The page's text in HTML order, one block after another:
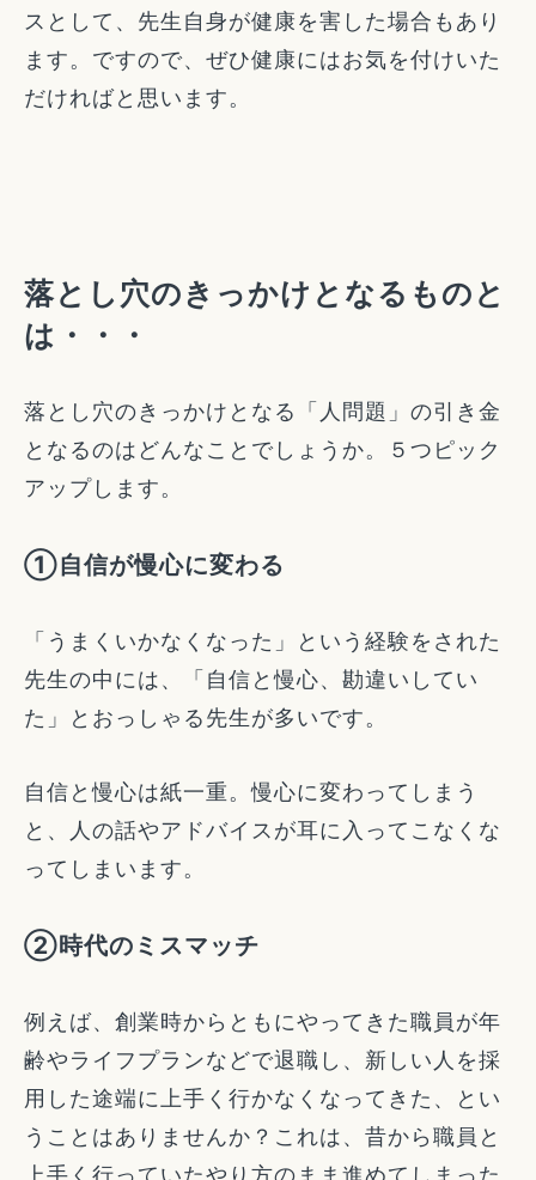
スとして、先生自身が健康を害した場合もあり
ます。ですので、ぜひ健康にはお気を付けいた
だければと思います。
落とし穴のきっかけとなるものと
は・・・
落とし穴のきっかけとなる「人問題」の引き金
となるのはどんなことでしょうか。５つピック
アップします。
①自信が慢心に変わる
「うまくいかなくなった」という経験をされた
先生の中には、「自信と慢心、勘違いしてい
た」とおっしゃる先生が多いです。
自信と慢心は紙一重。慢心に変わってしまう
と、人の話やアドバイスが耳に入ってこなくな
ってしまいます。
②時代のミスマッチ
例えば、創業時からともにやってきた職員が年
齢やライフプランなどで退職し、新しい人を採
用した途端に上手く行かなくなってきた、とい
うことはありませんか？これは、昔から職員と
上手く行っていたやり方のまま進めてしまった